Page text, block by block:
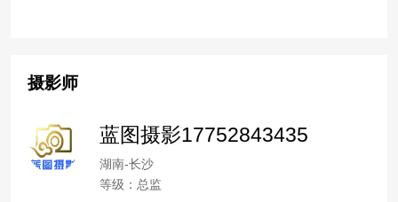
摄影师
蓝图摄影17752843435
湖南-长沙
等级：总监